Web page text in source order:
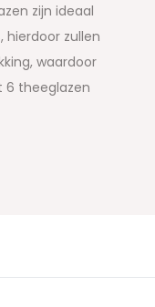
zijn ideaal
hierdoor zullen
waardoor
6 theeglazen
te worden